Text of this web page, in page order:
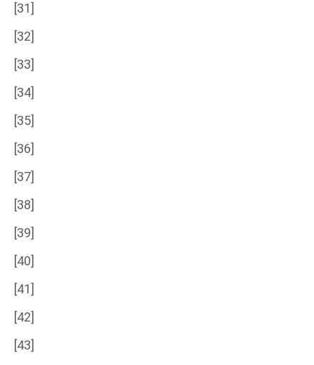
[31]
[32]
[33]
[34]
[35]
[36]
[37]
[38]
[39]
[40]
[41]
[42]
[43]